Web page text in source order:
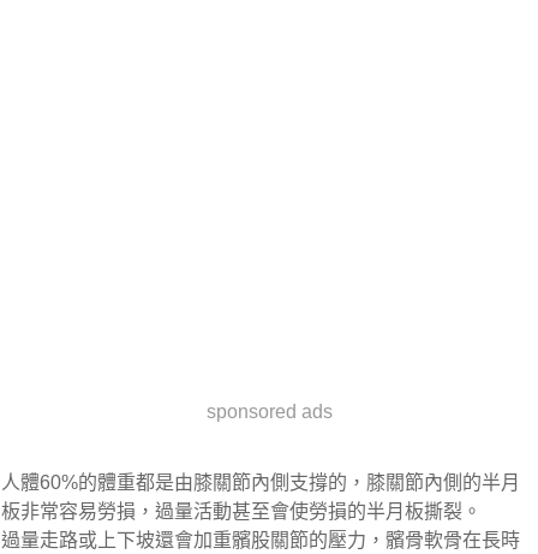
sponsored ads
人體60%的體重都是由膝關節內側支撐的，膝關節內側的半月
板非常容易勞損，過量活動甚至會使勞損的半月板撕裂。
過量走路或上下坡還會加重髕股關節的壓力，髕骨軟骨在長時